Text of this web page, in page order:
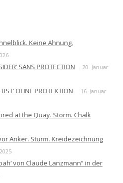
Keine Ahnung.
SANS PROTECTION
20. Januar
OHNE PROTEKTION
16. Januar
at the Quay. Storm. Chalk
Anker. Sturm. Kreidezeichnung
von Claude Lanzmann“ in der